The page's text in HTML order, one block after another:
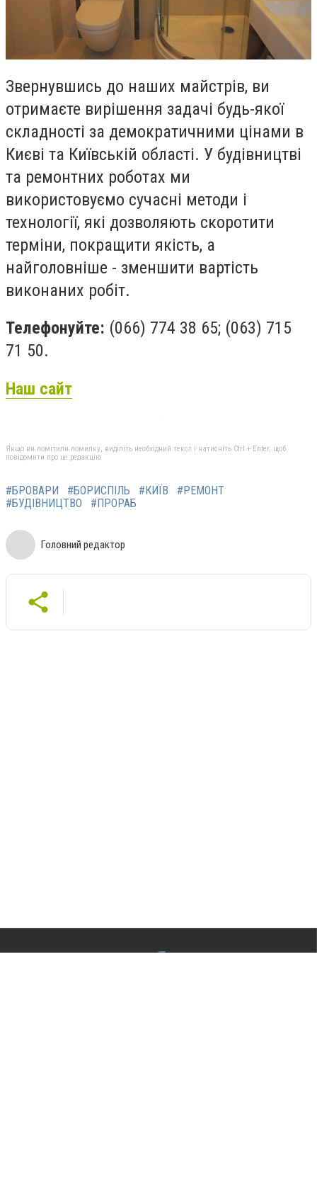
Звернувшись до наших майстрів, ви
отримаєте вирішення задачі будь-якої
складності за демократичними цінами в
Києві та Київській області. У будівництві
та ремонтних роботах ми
використовуємо сучасні методи і
технології, які дозволяють скоротити
терміни, покращити якість, а
найголовніше - зменшити вартість
виконаних робіт.
Телефонуйте: (066) 774 38 65; (063) 715
71 50.
Наш сайт
Якщо ви помітили помилку, виділіть необхідний текст і натисніть Ctrl + Enter, щоб
повідомити про це редакцію
#БРОВАРИ #БОРИСПІЛЬ #КИЇВ
#РЕМОНТ
#БУДІВНИЦТВО
#ПРОРАБ
Головний редактор